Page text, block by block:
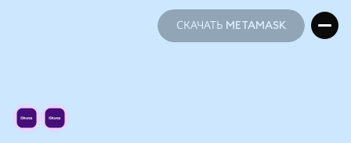
СКАЧАТЬ METAMASK